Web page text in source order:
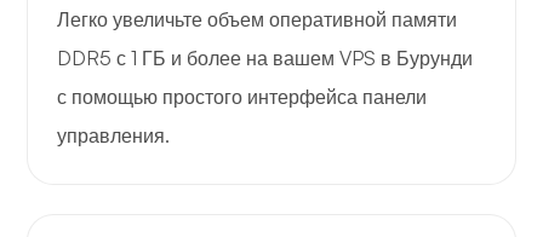
Легко увеличьте объем оперативной памяти
DDR5 с 1 ГБ и более на вашем VPS в Бурунди
с помощью простого интерфейса панели
управления.